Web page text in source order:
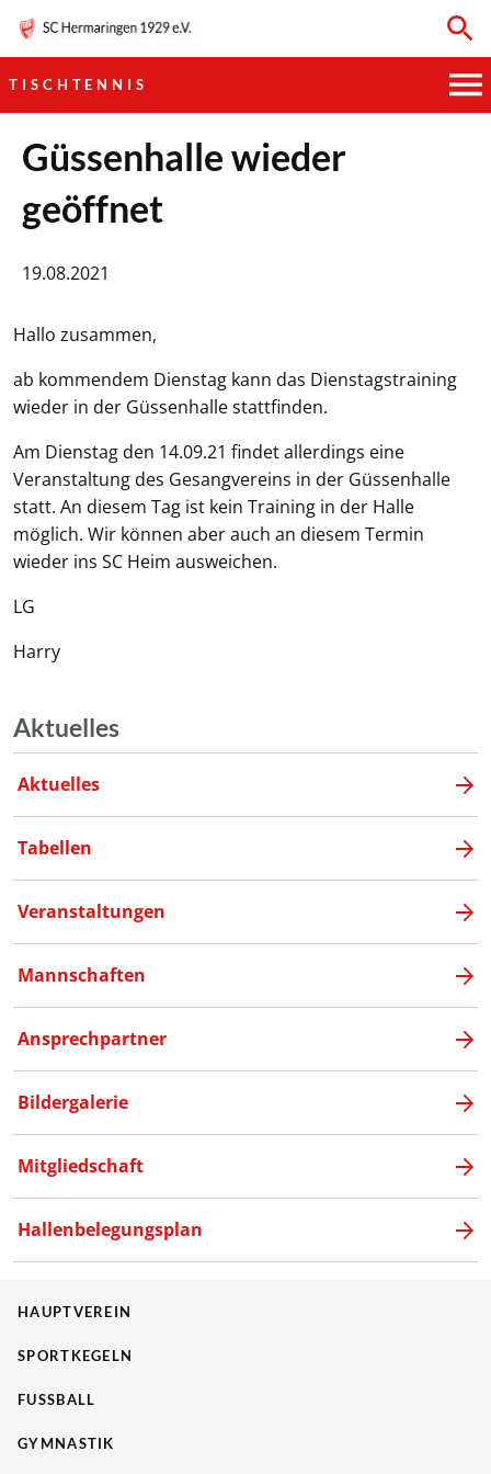
TISCHTENNIS
HAUPTVEREIN
SPORTKEGELN
TISCHTENNIS
Güssenhalle wieder
geöffnet
19.08.2021
Hallo zusammen,
ab kommendem Dienstag kann das Dienstagstraining
wieder in der Güssenhalle stattfinden.
Am Dienstag den 14.09.21 findet allerdings eine
Veranstaltung des Gesangvereins in der Güssenhalle
statt. An diesem Tag ist kein Training in der Halle
möglich. Wir können aber auch an diesem Termin
wieder ins SC Heim ausweichen.
LG
Harry
Aktuelles
Aktuelles
Tabellen
Veranstaltungen
Mannschaften
Ansprechpartner
Bildergalerie
Mitgliedschaft
Hallenbelegungsplan
HAUPTVEREIN
SPORTKEGELN
FUSSBALL
GYMNASTIK